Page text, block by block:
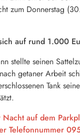
zum Donnerstag
auf rund 1.000
stellte seinen
getaner Arbeit
Tank
auf dem
Telefonnummer